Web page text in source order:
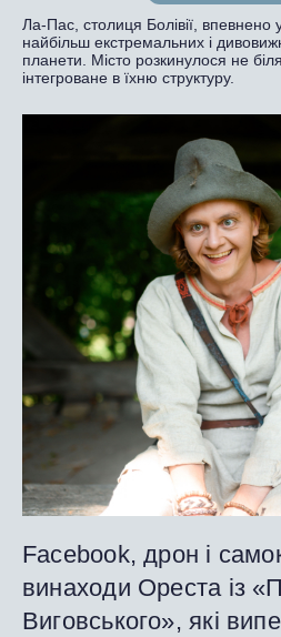
Ла-Пас, столиця Болівії, впевнено
найбільш екстремальних і
планети. Місто розкинулося не
інтегроване в їхню структуру.
Facebook, дрон і
винаходи Ореста із
Виговського», які